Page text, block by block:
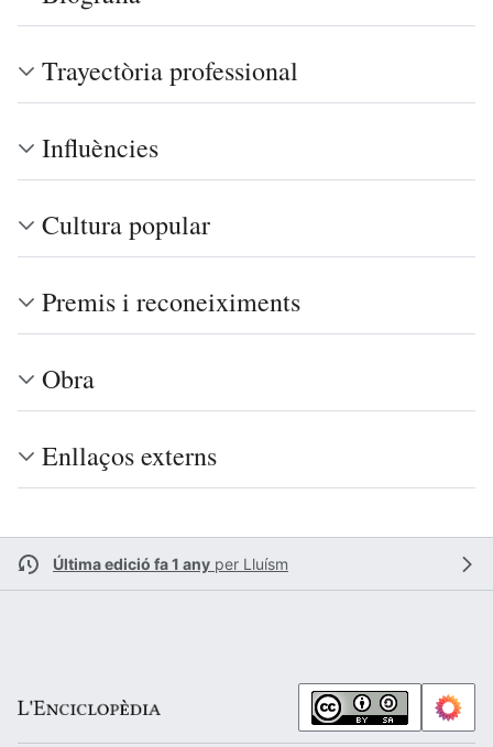
Trayectòria professional
Influències
Cultura popular
Premis i reconeiximents
Obra
Enllaços externs
Última edició fa 1 any per Lluísm